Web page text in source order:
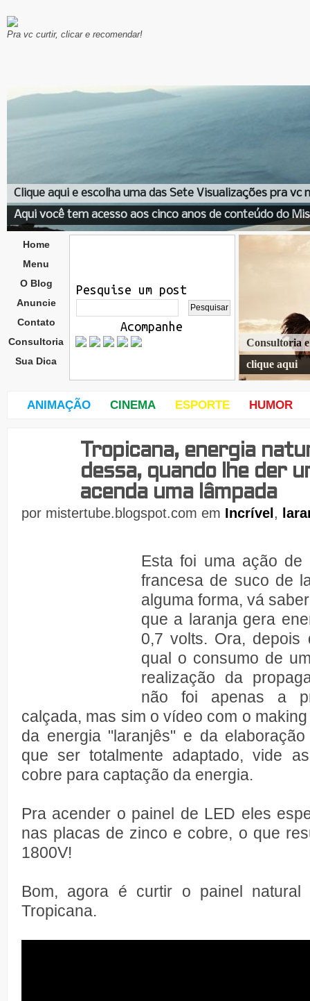
Pra vc curtir, clicar e recomendar!
Clique aqui e escolha uma das Sete Visualizações pra vc
Aqui você tem acesso aos cinco anos de conteúdo do
Home
Menu
O Blog
Anuncie
Contato
Consultoria
Sua Dica
Pesquise um post
Acompanhe
Consultoria
clique aqui
ANIMAÇÃO CINEMA ESPORTE HUMOR
Tropicana, energia
dessa, quando lhe der
acenda uma lâmpada
por mistertube.blogspot.com em Incrível ,
Esta foi uma ação de
francesa de suco de
alguma forma, vá
que a laranja gera
0,7 volts. Ora, depois
qual o consumo de
realização da
não foi apenas a
calçada, mas sim o vídeo com o
da energia "laranjês" e da
que ser totalmente adaptado, vide
cobre para captação da energia.
Pra acender o painel de LED eles
nas placas de zinco e cobre, o que
1800V!
Bom, agora é curtir o painel
Tropicana.